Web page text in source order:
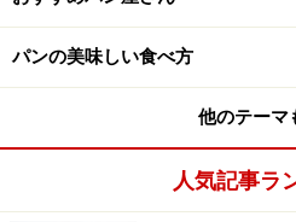
パンの美味しい食べ方
他のテーマ
人気記事ラ